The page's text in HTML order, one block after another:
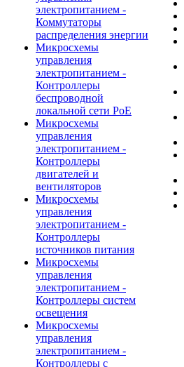
электропитанием -
Коммутаторы
распределения энергии
Микросхемы
управления
электропитанием -
Контроллеры
беспроводной
локальной сети PoE
Микросхемы
управления
электропитанием -
Контроллеры
двигателей и
вентиляторов
Микросхемы
управления
электропитанием -
Контроллеры
источников питания
Микросхемы
управления
электропитанием -
Контроллеры систем
освещения
Микросхемы
управления
электропитанием -
Контроллеры с